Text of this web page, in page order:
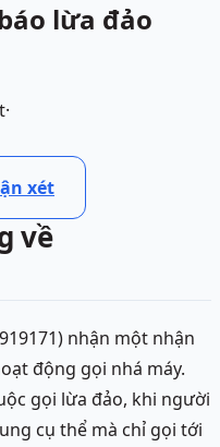
lừa đảo
·
xét
về
nhận một nhận
động gọi nhá máy.
gọi lừa đảo, khi người
cụ thể mà chỉ gọi tới